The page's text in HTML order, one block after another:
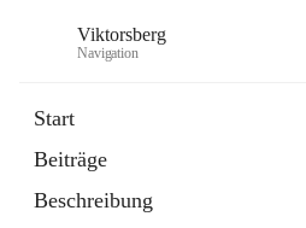
Viktorsberg
Navigation
Start
Beiträge
Beschreibung
1 Schnellzugriff